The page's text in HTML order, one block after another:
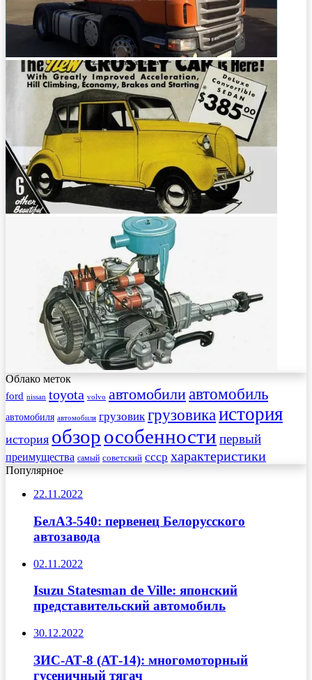
Облако меток
ford nissan toyota volvo автомобилиавтомобиль
автомобиля автомобиля грузовик грузовикаистория
история обзорособенности первый
преимущества самый советский ссср характеристики
Популярное
22.11.2022
БелАЗ-540: первенец Белорусского
автозавода
02.11.2022
Isuzu Statesman de Ville: японский
представительский автомобиль
30.12.2022
ЗИС-АТ-8 (АТ-14): многомоторный
гусеничный тягач